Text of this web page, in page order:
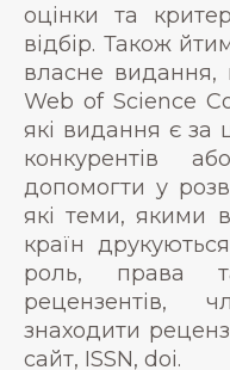
оцінки та
відбір. Також
власне видання,
Web of Science
які видання є за
конкурентів
допомогти у
які теми, якими
країн
роль, права
рецензентів,
знаходити
сайт, ISSN, doi.